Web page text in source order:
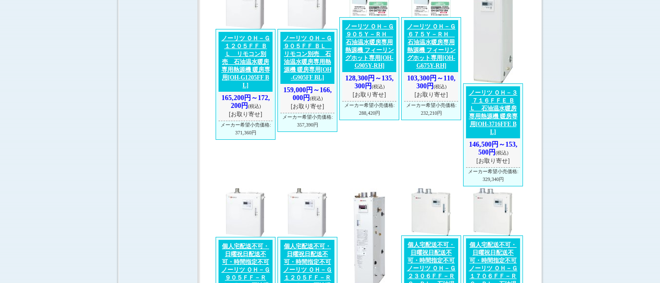
ノーリツ ＯＨ－Ｇ
１２０５ＦＦ Ｂ
Ｌ リモコン別
売 石油温水暖房
専用熱源機 暖房専
用 [OH-G1205FF B
L]
165,200円～172,
200円(税込)
[お取り寄せ]
メーカー希望小売価格:
371,360円
ノーリツ ＯＨ－Ｇ
９０５ＦＦ ＢＬ
リモコン別売 石
油温水暖房専用熱
源機 暖房専用 [OH
-G905FF BL]
159,000円～166,
000円(税込)
[お取り寄せ]
メーカー希望小売価格:
357,390円
ノーリツ ＯＨ－Ｇ
９０５Ｙ－ＲＨ
石油温水暖房専用
熱源機 フィーリン
グホット専用 [OH-
G905Y-RH]
128,300円～135,
300円(税込)
[お取り寄せ]
メーカー希望小売価格:
288,420円
ノーリツ ＯＨ－Ｇ
６７５Ｙ－ＲＨ
石油温水暖房専用
熱源機 フィーリン
グホット専用 [OH-
G675Y-RH]
103,300円～110,
300円(税込)
[お取り寄せ]
メーカー希望小売価格:
232,210円
ノーリツ ＯＨ－３
７１６ＦＦＥ Ｂ
Ｌ 石油温水暖房
専用熱源機 暖房専
用 [OH-3716FFE B
L]
146,500円～153,
500円(税込)
[お取り寄せ]
メーカー希望小売価格:
329,340円
個人宅配送不可・
日曜祝日配送不
可・時間指定不可
ノーリツ ＯＨ－Ｇ
９０５ＦＦ－Ｒ
個人宅配送不可・
日曜祝日配送不
可・時間指定不可
ノーリツ ＯＨ－Ｇ
１２０５ＦＦ－Ｒ
個人宅配送不可・
日曜祝日配送不
可・時間指定不可
ノーリツ ＯＨ－Ｇ
２３０６ＦＦ－Ｒ
個人宅配送不可・
日曜祝日配送不
可・時間指定不可
ノーリツ ＯＨ－Ｇ
１７０６ＦＦ－Ｒ